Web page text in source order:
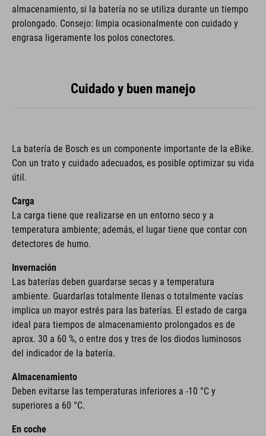
almacenamiento, si la batería no se utiliza durante un tiempo
prolongado. Consejo: limpia ocasionalmente con cuidado y
engrasa ligeramente los polos conectores.
Cuidado y buen manejo
La batería de Bosch es un componente importante de la eBike.
Con un trato y cuidado adecuados, es posible optimizar su vida
útil.
Carga
La carga tiene que realizarse en un entorno seco y a
temperatura ambiente; además, el lugar tiene que contar con
detectores de humo.
Invernación
Las baterías deben guardarse secas y a temperatura
ambiente. Guardarlas totalmente llenas o totalmente vacías
implica un mayor estrés para las baterías. El estado de carga
ideal para tiempos de almacenamiento prolongados es de
aprox. 30 a 60 %, o entre dos y tres de los diodos luminosos
del indicador de la batería.
Almacenamiento
Deben evitarse las temperaturas inferiores a -10 °C y
superiores a 60 °C.
En coche